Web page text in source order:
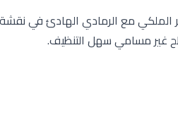
الملكي مع الرمادي الهادئ في
غير مسامي سهل التنظيف.